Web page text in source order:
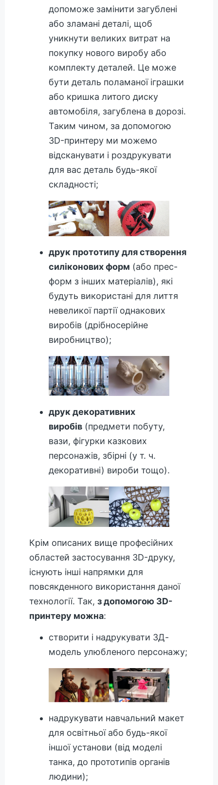
допоможе замінити загублені
або зламані деталі, щоб
уникнути великих витрат на
покупку нового виробу або
комплекту деталей. Це може
бути деталь поламаної іграшки
або кришка литого диску
автомобіля, загублена в дорозі.
Таким чином, за допомогою
3D-принтеру ми можемо
відсканувати і роздрукувати
для вас деталь будь-якої
складності;
друк прототипу для створення
силіконових форм (або прес-
форм з інших матеріалів), які
будуть використані для лиття
невеликої партії однакових
виробів (дрібносерійне
виробництво);
друк декоративних
виробів (предмети побуту,
вази, фігурки казкових
персонажів, збірні (у т. ч.
декоративні) вироби тощо).
Крім описаних вище професійних
областей застосування 3D-друку,
існують інші напрямки для
повсякденного використання даної
технології. Так, з допомогою 3D-
принтеру можна:
створити і надрукувати 3Д-
модель улюбленого персонажу;
надрукувати навчальний макет
для освітньої або будь-якої
іншої установи (від моделі
танка, до прототипів органів
людини);